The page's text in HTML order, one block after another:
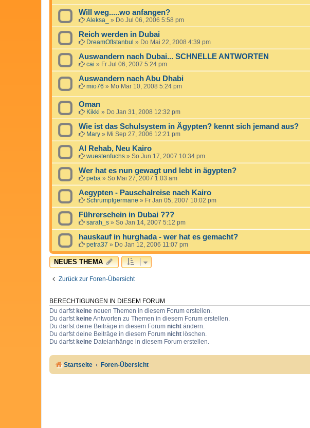
Will weg.....wo anfangen?
Aleksa_ » Do Jul 06, 2006 5:58 pm
Reich werden in Dubai
DreamOfIstanbul » Do Mai 22, 2008 4:39 pm
Auswandern nach Dubai... SCHNELLE ANTWORTEN
cai » Fr Jul 06, 2007 5:24 pm
Auswandern nach Abu Dhabi
mio76 » Mo Mär 10, 2008 5:24 pm
Oman
Kikki » Do Jan 31, 2008 12:32 pm
Wie ist das Schulsystem in Ägypten? kennt sich jemand aus?
Mary » Mi Sep 27, 2006 12:21 pm
Al Rehab, Neu Kairo
wuestenfuchs » So Jun 17, 2007 10:34 pm
Wer hat es nun gewagt und lebt in ägypten?
peba » So Mai 27, 2007 1:03 am
Aegypten - Pauschalreise nach Kairo
Schrumpfgermane » Fr Jan 05, 2007 10:02 pm
Führerschein in Dubai ???
sarah_s » So Jan 14, 2007 5:12 pm
hauskauf in hurghada - wer hat es gemacht?
petra37 » Do Jan 12, 2006 11:07 pm
NEUES THEMA
Zurück zur Foren-Übersicht
BERECHTIGUNGEN IN DIESEM FORUM
Du darfstkeine neuen Themen in diesem Forum erstellen.
Du darfstkeineAntworten zu Themen in diesem Forum erstellen.
Du darfst deine Beiträge in diesem Forum nicht ändern.
Du darfst deine Beiträge in diesem Forum nicht löschen.
Du darfstkeine Dateianhänge in diesem Forum erstellen.
Startseite Foren-Übersicht